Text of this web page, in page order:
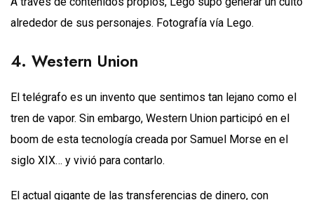
alrededor de sus personajes. Fotografía vía Lego.
4. Western Union
El telégrafo es un invento que sentimos tan lejano como el
tren de vapor. Sin embargo, Western Union participó en el
boom de esta tecnología creada por Samuel Morse en el
siglo XIX… y vivió para contarlo.
El actual gigante de las transferencias de dinero, con